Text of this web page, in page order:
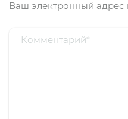
Ваш электронный адрес